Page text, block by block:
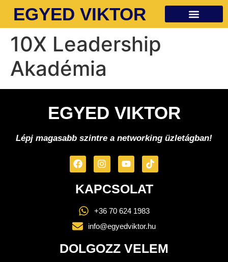
EGYED VIKTOR
10X Leadership
Akadémia
EGYED VIKTOR
Lépj magasabb szintre a networking üzletágban!
KAPCSOLAT
+36 70 624 1983
info@egyedviktor.hu
DOLGOZZ VELEM